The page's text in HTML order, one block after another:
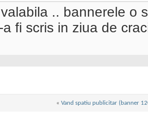
.. bannerele o
a fi scris in ziua de
« Vand spatiu publicitar (banner